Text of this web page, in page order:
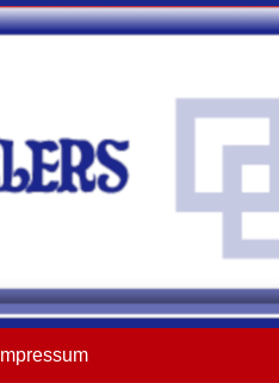
Impressum